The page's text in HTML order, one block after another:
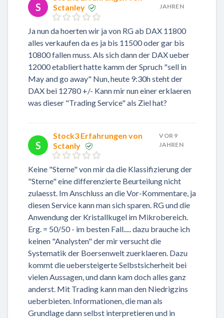
S
Sctanley
JAHREN
Ja nun da hoerten wir ja von RG ab DAX 11800
alles verkaufen da es ja bis 11500 oder gar bis
10800 fallen muss. Als sich dann der DAX ueber
12000 etabliert hatte kamm der Spruch "sell in
May and go away" Nun, heute 9:30h steht der
DAX bei 12780 +/- Kann mir nun einer erklaeren
was dieser "Trading Service" als Ziel hat?
S
Stock3 Erfahrungen von
Sctanly
VOR 9
JAHREN
Keine "Sterne" von mir da die Klassifizierung der
"Sterne" eine differenzierte Beurteilung nicht
zulaesst. Im Anschluss an die Vor-Kommentare, ja
diesen Service kann man sich sparen. RG und die
Anwendung der Kristallkugel im Mikrobereich.
Erg. = 50/50 - im besten Fall..... dazu brauche ich
keinen "Analysten" der mir versucht die
Systematik der Boersenwelt zuerklaeren. Dazu
kommt die uebersteigerte Selbstsicherheit bei
vielen Aussagen, und dann kam doch alles ganz
anderst. Mit Trading kann man den Niedrigzins
ueberbieten. Informationen, die man als
Grundlage dann selbst interpretieren und in